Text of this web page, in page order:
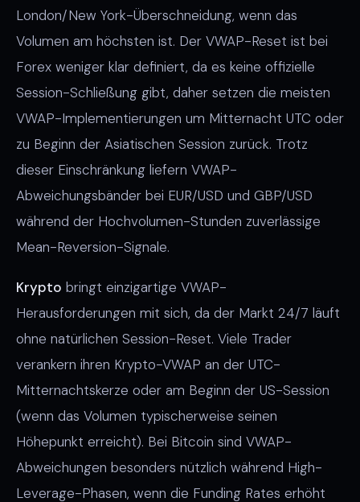
London/New York-Überschneidung, wenn das
Volumen am höchsten ist. Der VWAP-Reset ist bei
Forex weniger klar definiert, da es keine offizielle
Session-Schließung gibt, daher setzen die meisten
VWAP-Implementierungen um Mitternacht UTC oder
zu Beginn der Asiatischen Session zurück. Trotz
dieser Einschränkung liefern VWAP-
Abweichungsbänder bei EUR/USD und GBP/USD
während der Hochvolumen-Stunden zuverlässige
Mean-Reversion-Signale.
Krypto bringt einzigartige VWAP-
Herausforderungen mit sich, da der Markt 24/7 läuft
ohne natürlichen Session-Reset. Viele Trader
verankern ihren Krypto-VWAP an der UTC-
Mitternachtskerze oder am Beginn der US-Session
(wenn das Volumen typischerweise seinen
Höhepunkt erreicht). Bei Bitcoin sind VWAP-
Abweichungen besonders nützlich während High-
Leverage-Phasen, wenn die Funding Rates erhöht